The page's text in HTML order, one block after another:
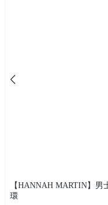
【HANNAH MARTIN】
環